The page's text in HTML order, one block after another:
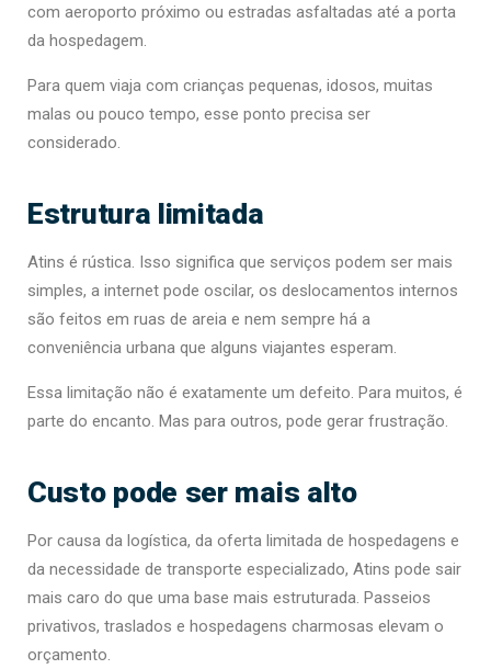
com aeroporto próximo ou estradas asfaltadas até a porta
da hospedagem.
Para quem viaja com crianças pequenas, idosos, muitas
malas ou pouco tempo, esse ponto precisa ser
considerado.
Estrutura limitada
Atins é rústica. Isso significa que serviços podem ser mais
simples, a internet pode oscilar, os deslocamentos internos
são feitos em ruas de areia e nem sempre há a
conveniência urbana que alguns viajantes esperam.
Essa limitação não é exatamente um defeito. Para muitos, é
parte do encanto. Mas para outros, pode gerar frustração.
Custo pode ser mais alto
Por causa da logística, da oferta limitada de hospedagens e
da necessidade de transporte especializado, Atins pode sair
mais caro do que uma base mais estruturada. Passeios
privativos, traslados e hospedagens charmosas elevam o
orçamento.